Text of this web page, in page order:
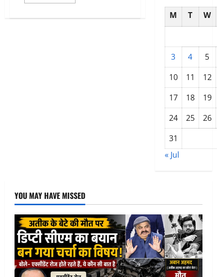
लोन
M T W
3 4
5
10
11
12
17
18
19
24
25
26
31
« Jul
YOU MAY HAVE MISSED